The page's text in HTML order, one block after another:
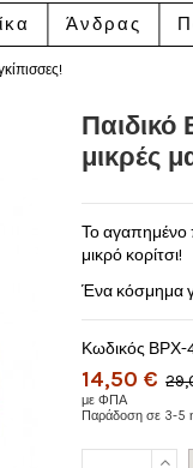
Άνδρας
Παιδικό
μικρές
Το αγαπημένο
μικρό κορίτσι!
Ένα κόσμημα
Κωδικός ΒΡΧ-
14,50 €
με ΦΠΑ
Παράδοση σε 3-5